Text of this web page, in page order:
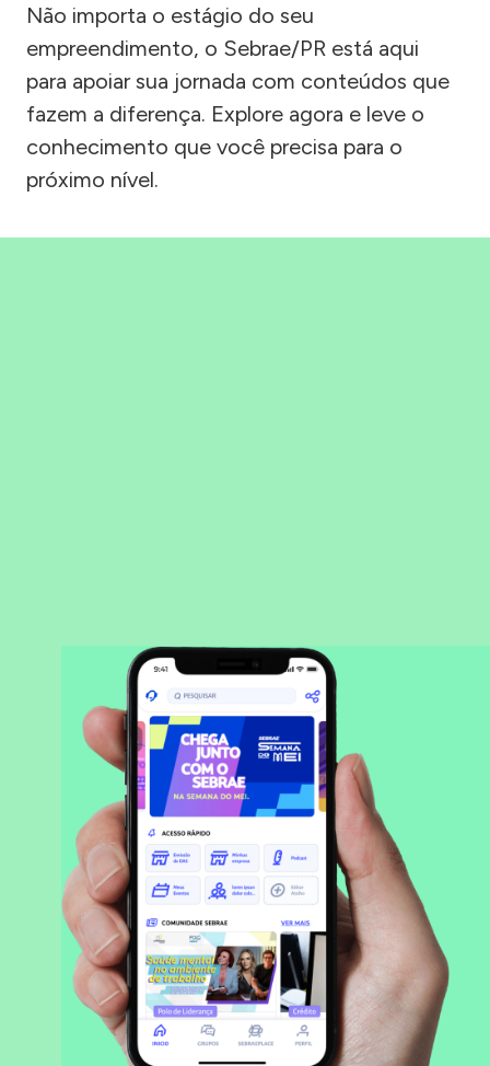
Não importa o estágio do seu
empreendimento, o Sebrae/PR está aqui
para apoiar sua jornada com conteúdos que
fazem a diferença. Explore agora e leve o
conhecimento que você precisa para o
próximo nível.